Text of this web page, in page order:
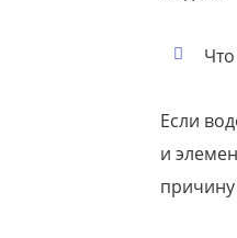
Если
и